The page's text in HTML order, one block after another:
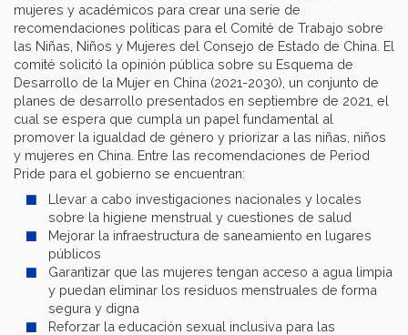
mujeres y académicos para crear una serie de
recomendaciones políticas para el Comité de Trabajo sobre
las Niñas, Niños y Mujeres del Consejo de Estado de China. El
comité solicitó la opinión pública sobre su Esquema de
Desarrollo de la Mujer en China (2021-2030), un conjunto de
planes de desarrollo presentados en septiembre de 2021, el
cual se espera que cumpla un papel fundamental al
promover la igualdad de género y priorizar a las niñas, niños
y mujeres en China. Entre las recomendaciones de Period
Pride para el gobierno se encuentran:
Llevar a cabo investigaciones nacionales y locales
sobre la higiene menstrual y cuestiones de salud
Mejorar la infraestructura de saneamiento en lugares
públicos
Garantizar que las mujeres tengan acceso a agua limpia
y puedan eliminar los residuos menstruales de forma
segura y digna
Reforzar la educación sexual inclusiva para las